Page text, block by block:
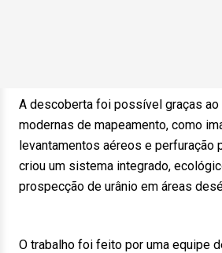
A descoberta foi possível graças
modernas de mapeamento, como
levantamentos aéreos e perfuração
criou um sistema integrado,
prospecção de urânio em áreas
O trabalho foi feito por uma equipe